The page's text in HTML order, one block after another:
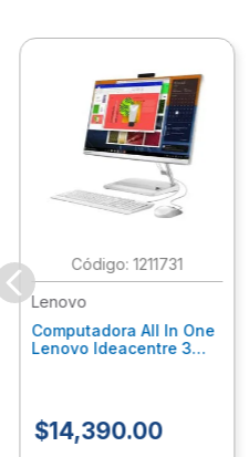
:1211731
Lenovo
Computadora All In One
Lenovo Ideacentre 3
F0G1014Ald
$14,390.00